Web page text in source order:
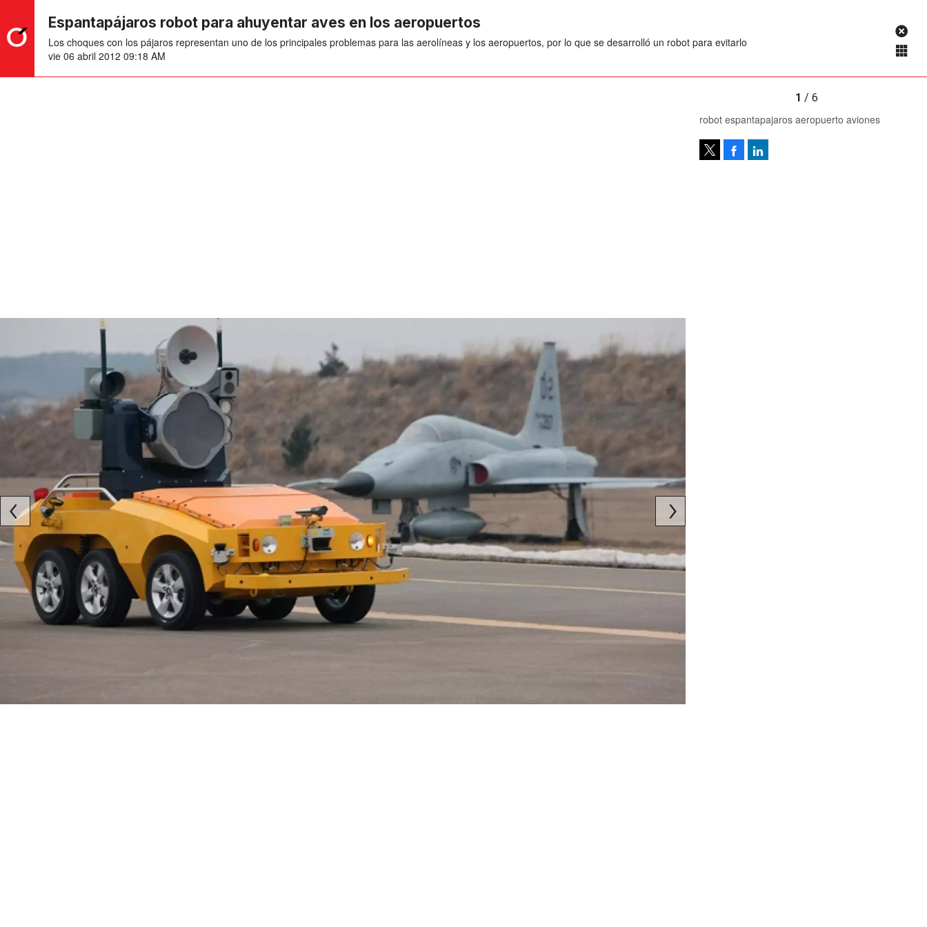
Espantapájaros robot para ahuyentar aves en los aeropuertos
Los choques con los pájaros representan uno de los principales problemas para las aerolíneas y los aeropuertos, por lo que se desarrolló un robot para evitarlo
vie 06 abril 2012 09:18 AM
1 / 6
robot espantapajaros aeropuerto aviones
Facebook